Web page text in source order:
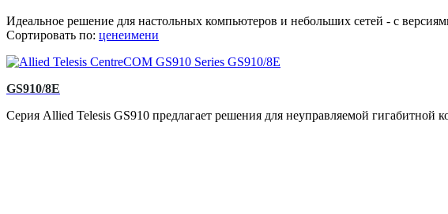
Идеальное решение для настольных компьютеров и небольших сетей - с
Сортировать по: ценеимени
GS910/8E
Серия Allied Telesis GS910 предлагает решения для неуправляемой